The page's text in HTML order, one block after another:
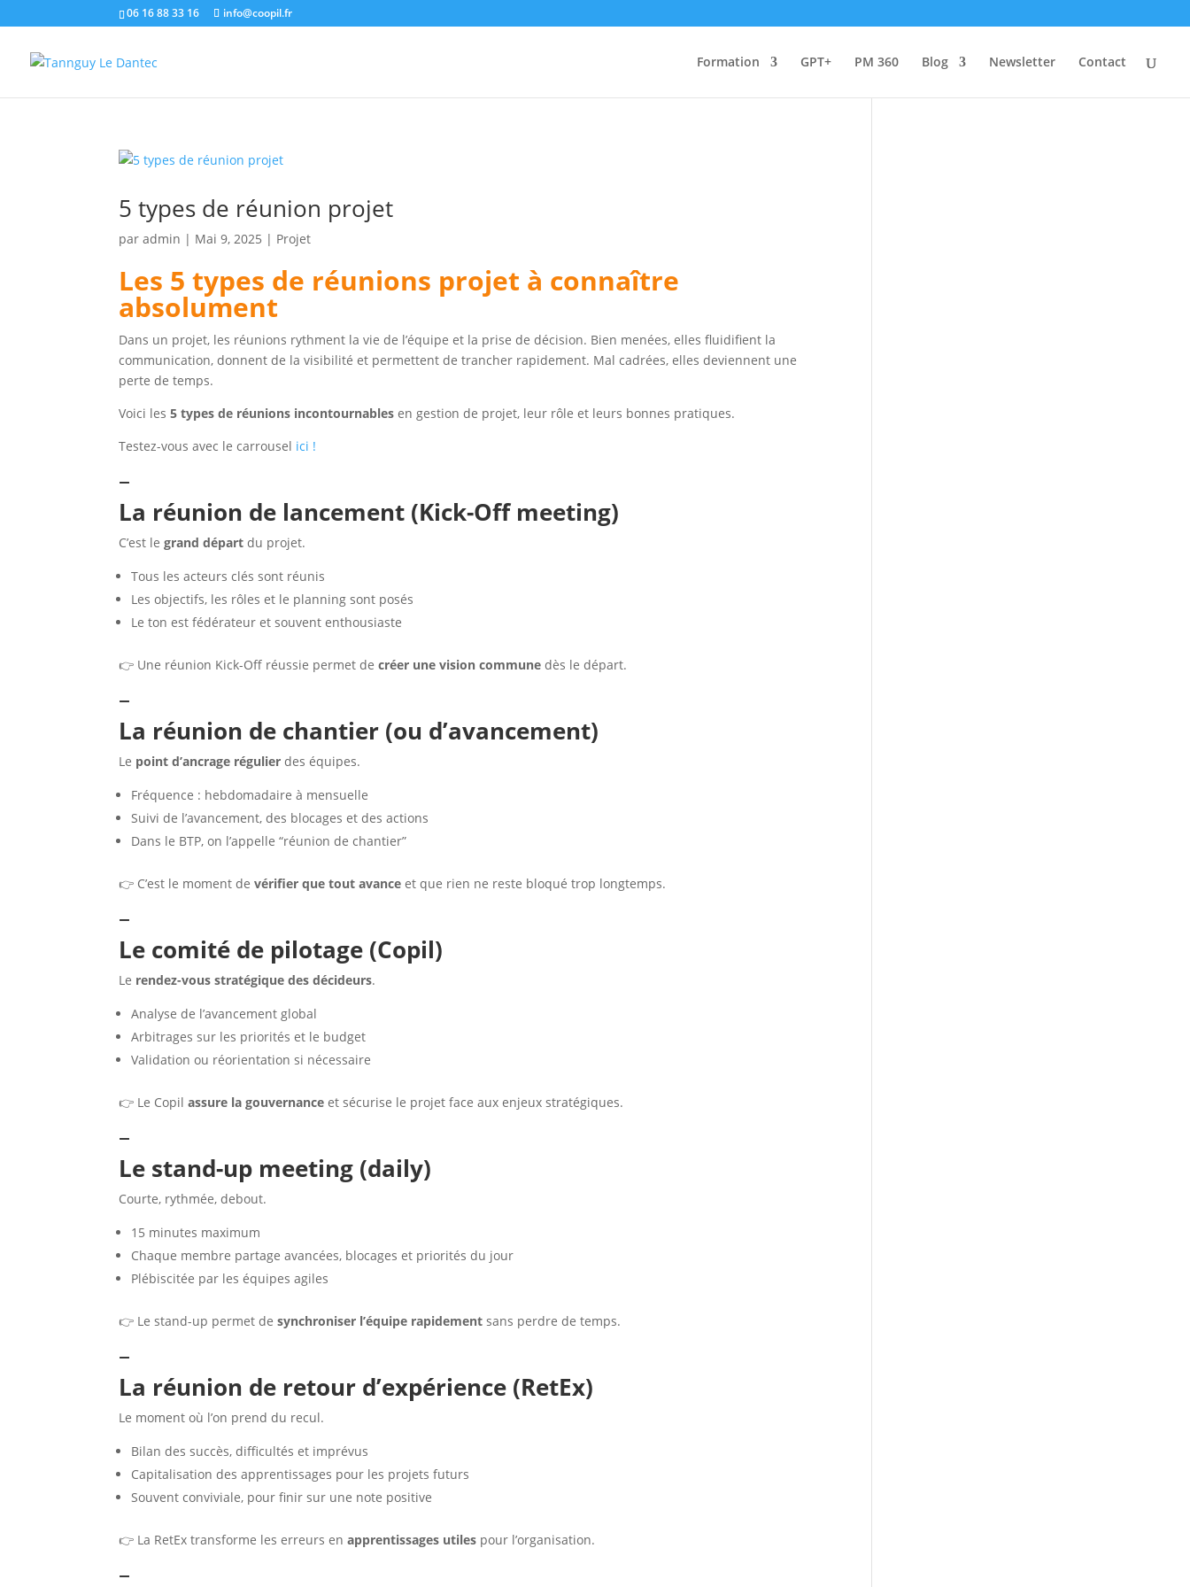
06 16 88 33 16 info@coopil.fr
Formation GPT+ PM 360 Blog Newsletter Contact
5 types de réunion projet
paradmin | Mai 9, 2025 | Projet
Les 5 types de réunions projet à connaître
absolument
Dans un projet, les réunions rythment la vie de l’équipe et la prise de décision. Bien menées, elles fluidifient la
communication, donnent de la visibilité et permettent de trancher rapidement. Mal cadrées, elles deviennent une
perte de temps.
Voici les5 types de réunions incontournables en gestion de projet, leur rôle et leurs bonnes pratiques.
Testez-vous avec le carrousel ici !
–
La réunion de lancement (Kick-Off meeting)
C’est legrand départ du projet.
Tous les acteurs clés sont réunis
Les objectifs, les rôles et le planning sont posés
Le ton est fédérateur et souvent enthousiaste
👉 Une réunion Kick-Off réussie permet decréer une vision commune dès le départ.
–
La réunion de chantier (ou d’avancement)
Le point d’ancrage régulier des équipes.
Fréquence : hebdomadaire à mensuelle
Suivi de l’avancement, des blocages et des actions
Dans le BTP, on l’appelle “réunion de chantier”
👉 C’est le moment devérifier que tout avance et que rien ne reste bloqué trop longtemps.
–
Le comité de pilotage (Copil)
Le rendez-vous stratégique des décideurs.
Analyse de l’avancement global
Arbitrages sur les priorités et le budget
Validation ou réorientation si nécessaire
👉 Le Copilassure la gouvernance et sécurise le projet face aux enjeux stratégiques.
–
Le stand-up meeting (daily)
Courte, rythmée, debout.
15 minutes maximum
Chaque membre partage avancées, blocages et priorités du jour
Plébiscitée par les équipes agiles
👉 Le stand-up permet desynchroniser l’équipe rapidement sans perdre de temps.
–
La réunion de retour d’expérience (RetEx)
Le moment où l’on prend du recul.
Bilan des succès, difficultés et imprévus
Capitalisation des apprentissages pour les projets futurs
Souvent conviviale, pour finir sur une note positive
👉 La RetEx transforme les erreurs enapprentissages utiles pour l’organisation.
–